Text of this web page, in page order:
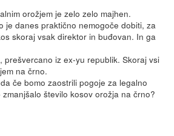
orožjem je zelo zelo majhen.
je danes praktično nemogoče dobiti, za
skoraj vsak direktor in buđovan. In ga
prešvercano iz ex-yu republik. Skoraj vsi
na črno.
če bomo zaostrili pogoje za legalno
število kosov orožja na črno?